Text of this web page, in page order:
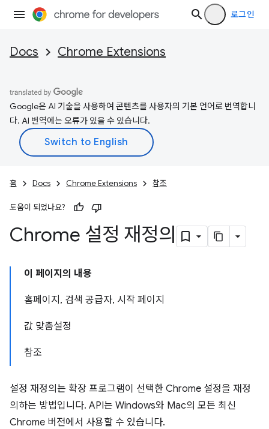
로그인
Docs Chrome Extensions
Google은 AI 기술을 사용하여 콘텐츠를 사용자의 기본 언어로 번역합니
다. AI 번역에는 오류가 있을 수 있습니다.
홈 Docs Chrome Extensions 참조
도움이 되었나요?
Chrome 설정 재정의
이 페이지의 내용
홈페이지, 검색 공급자, 시작 페이지
값 맞춤설정
참조
설정 재정의는 확장 프로그램이 선택한 Chrome 설정을 재정
의하는 방법입니다. API는 Windows와 Mac의 모든 최신
Chrome 버전에서 사용할 수 있습니다.